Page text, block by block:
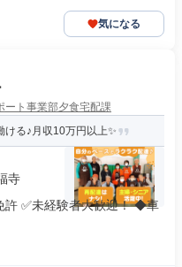
気になる
ト事業部夕食宅配課
る♪月収10万円以上✨
寺
許 ✅未経験者大歓迎！ ◆車